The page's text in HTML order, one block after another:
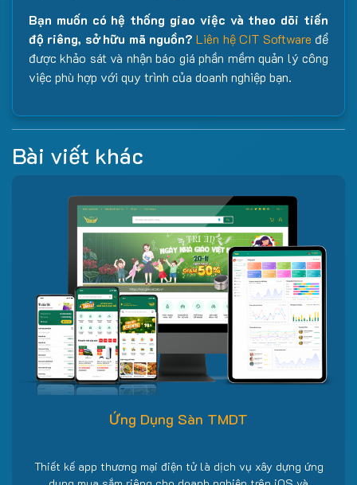
Bạn muốn có hệ thống giao việc và theo dõi tiến
độ riêng, sở hữu mã nguồn? Liên hệ CIT Software để
được khảo sát và nhận báo giá phần mềm quản lý công
việc phù hợp với quy trình của doanh nghiệp bạn.
Bài viết khác
Ứng Dụng Sàn TMDT
Thiết kế app thương mại điện tử là dịch vụ xây dựng ứng